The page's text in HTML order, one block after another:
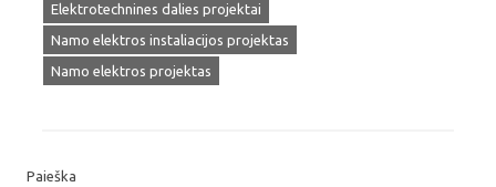
Elektrotechnines dalies projektai
Namo elektros instaliacijos projektas
Namo elektros projektas
Paieška